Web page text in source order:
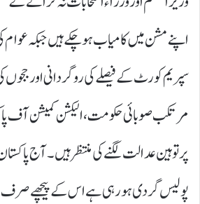
اپنے مشن میں کامیاب ہو چکے ہیں جبکہ
سپریم کورٹ کے فیصلے کی روگردانی اور ججوں
مرتکب صوبائی حکومت، الیکشن کمیشن آف
پر توہین عدالت لگنے کی منتظر ہیں۔ آج
پولیس گردی ہو رہی ہے اس کے پیچھے صرف